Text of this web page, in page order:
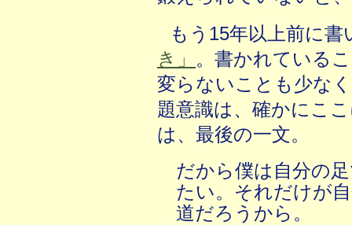
もう15年以上前に書
き」 。書かれている
変らないことも少な
題意識は、確かにこ
は、最後の一文。
だから僕は自分の
たい。それだけが
道だろうから。